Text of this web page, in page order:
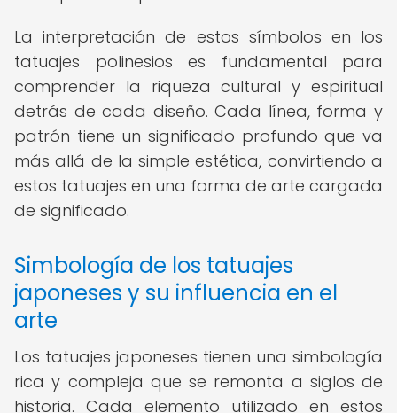
La interpretación de estos símbolos en los
tatuajes polinesios es fundamental para
comprender la riqueza cultural y espiritual
detrás de cada diseño. Cada línea, forma y
patrón tiene un significado profundo que va
más allá de la simple estética, convirtiendo a
estos tatuajes en una forma de arte cargada
de significado.
Simbología de los tatuajes
japoneses y su influencia en el
arte
Los tatuajes japoneses tienen una simbología
rica y compleja que se remonta a siglos de
historia. Cada elemento utilizado en estos